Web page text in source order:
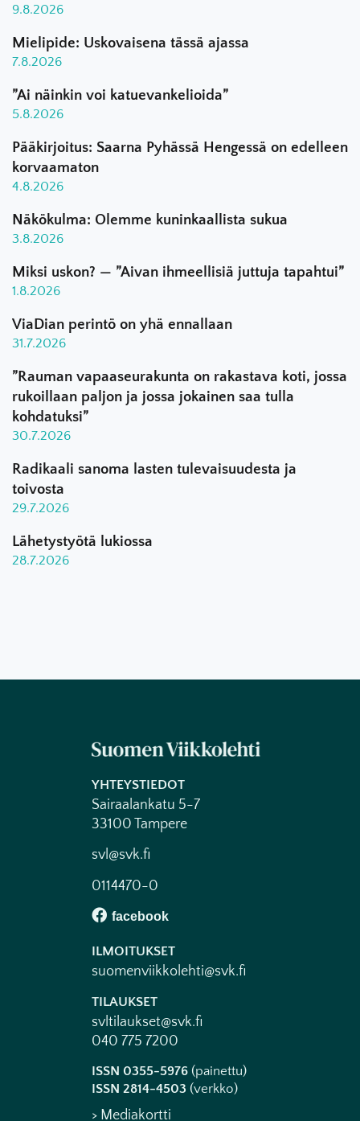
9.8.2026
Mielipide: Uskovaisena tässä ajassa
7.8.2026
”Ai näinkin voi katuevankelioida”
5.8.2026
Pääkirjoitus: Saarna Pyhässä Hengessä on edelleen
korvaamaton
4.8.2026
Näkökulma: Olemme kuninkaallista sukua
3.8.2026
Miksi uskon? — ”Aivan ihmeellisiä juttuja tapahtui”
1.8.2026
ViaDian perintö on yhä ennallaan
31.7.2026
”Rauman vapaaseurakunta on rakastava koti, jossa
rukoillaan paljon ja jossa jokainen saa tulla
kohdatuksi”
30.7.2026
Radikaali sanoma lasten tulevaisuudesta ja
toivosta
29.7.2026
Lähetystyötä lukiossa
28.7.2026
YHTEYSTIEDOT
Sairaalankatu 5-7
33100 Tampere
svl@svk.fi
0114470-0
ILMOITUKSET
suomenviikkolehti@svk.fi
TILAUKSET
svltilaukset@svk.fi
040 775 7200
ISSN 0355-5976 (painettu)
ISSN 2814-4503 (verkko)
> Mediakortti